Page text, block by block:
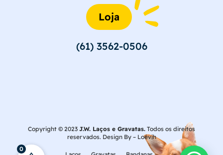
Loja
(61) 3562-0506
Copyright © 2023 J.W. Laços e Gravatas. Todos os direitos
reservados. Design By – Loévih
0